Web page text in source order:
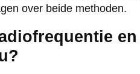
over beide methoden.